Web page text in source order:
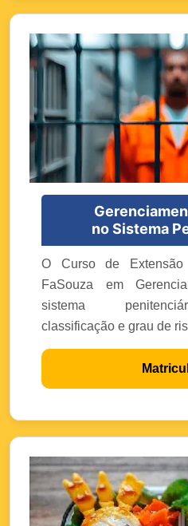
no Sistema
O Curso de
FaSouza em
sistema
classificação e grau de